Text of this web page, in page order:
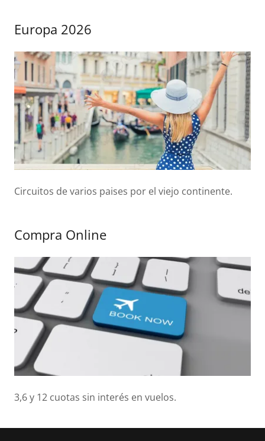
Europa 2026
Circuitos de varios paises por el viejo continente.
Compra Online
3,6 y 12 cuotas sin interés en vuelos.